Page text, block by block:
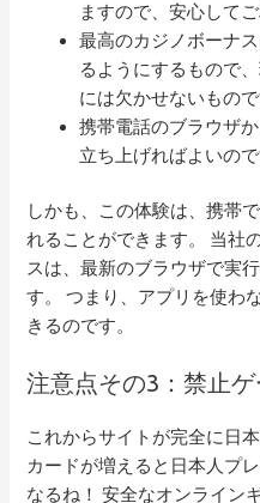
ますので、安心して
最高のカジノボーナ
るようにするもので
には欠かせないもので
携帯電話のブラウザ
立ち上げればよいので
しかも、この体験は、携帯
れることができます。 当社
スは、最新のブラウザで実
す。 つまり、アプリを使わ
きるのです。
注意点その3：禁止
これからサイトが完全に日
カードが増えると日本人プ
なるね！ 安全なオンライン